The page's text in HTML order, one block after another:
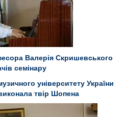
Валерія Скришевського
семінару
університету України
твір Шопена